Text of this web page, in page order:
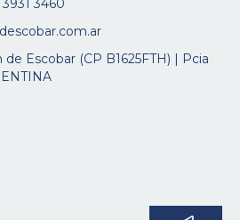
3460
Escobar (CP B1625FTH) | Pcia